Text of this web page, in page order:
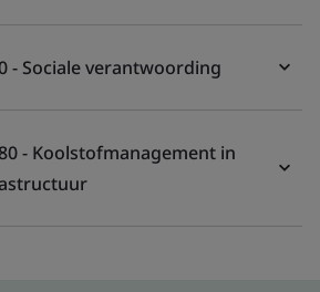
- Sociale verantwoording
- Koolstofmanagement in